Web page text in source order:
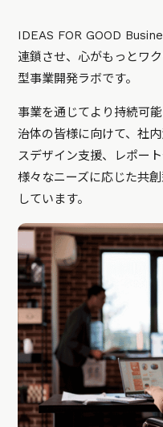
IDEAS FOR GOOD
連鎖させ、心がもっとワ
型事業開発ラボです。
事業を通じてより持続可
治体の皆様に向けて、社
スデザイン支援、レポー
様々なニーズに応じた共
しています。